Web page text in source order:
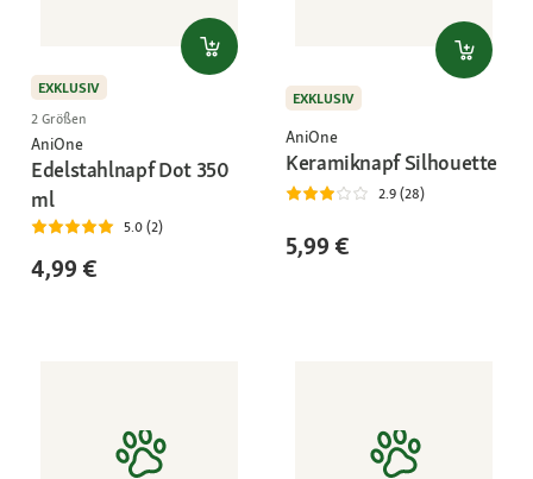
EXKLUSIV
2 Größen
AniOne
Edelstahlnapf Dot 350
ml
5.0 (2)
4,99 €
EXKLUSIV
AniOne
Keramiknapf Silhouette
2.9 (28)
5,99 €